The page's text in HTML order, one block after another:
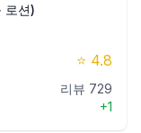
로션)
⭐ 4.8
리뷰 729
+1